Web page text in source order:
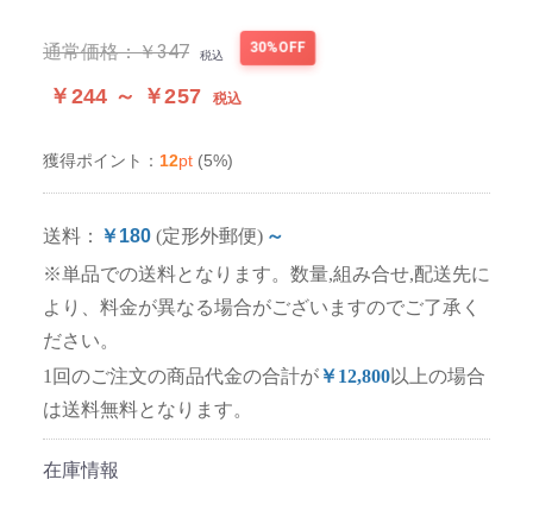
通常価格：￥347 税込 30%OFF
￥244 ～ ￥257 税込
獲得ポイント： 12pt (5%)
送料： ￥180 (定形外郵便) ～
※単品での送料となります。数量,組み合せ,配送先に
より、料金が異なる場合がございますのでご了承く
ださい。
1回のご注文の商品代金の合計が￥12,800以上の場合
は送料無料となります。
在庫情報